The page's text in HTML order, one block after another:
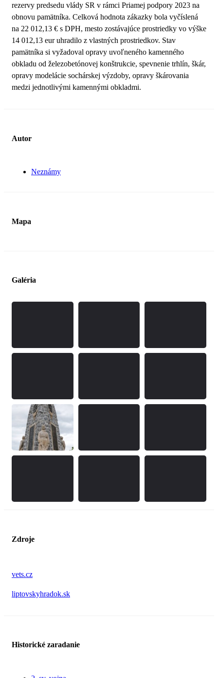
rezervy predsedu vlády SR v rámci Priamej podpory 2023 na
obnovu pamätníka. Celková hodnota zákazky bola vyčíslená
na 22 012,13 € s DPH, mesto zostávajúce prostriedky vo výške
14 012,13 eur uhradilo z vlastných prostriedkov. Stav
pamätníka si vyžadoval opravy uvoľneného kamenného
obkladu od železobetónovej konštrukcie, spevnenie trhlín, škár,
opravy modelácie sochárskej výzdoby, opravy škárovania
medzi jednotlivými kamennými obkladmi.
Autor
Neznámy
Mapa
Galéria
Zdroje
vets.cz
liptovskyhradok.sk
Historické zaradanie